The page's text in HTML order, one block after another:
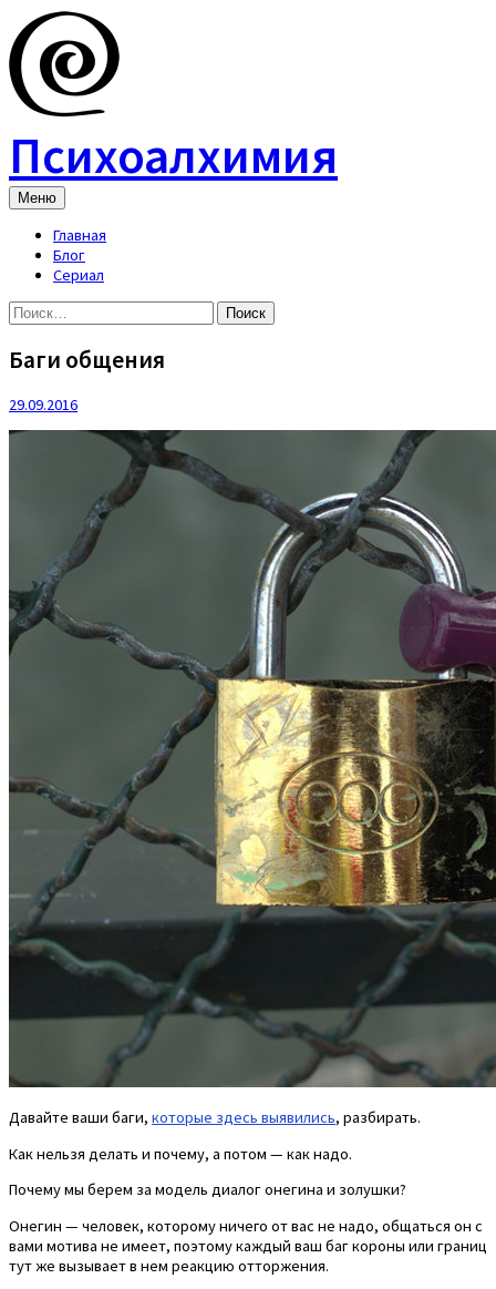
Skip
to
content
Психоалхимия
Меню
Главная
Блог
Сериал
Найти:
Баги общения
29.09.2016
Давайте ваши баги, которые здесь выявились, разбирать.
Как нельзя делать и почему, а потом — как надо.
Почему мы берем за модель диалог онегина и золушки?
Онегин — человек, которому ничего от вас не надо, общаться он с
вами мотива не имеет, поэтому каждый ваш баг короны или границ
тут же вызывает в нем реакцию отторжения.